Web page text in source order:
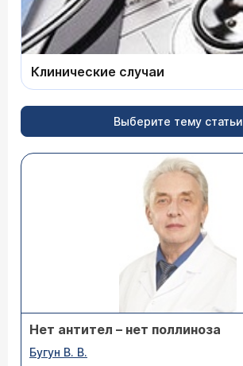
Клинические случаи
Выберите тему статьи
Нет антител – нет поллиноза
Бугун В. В.